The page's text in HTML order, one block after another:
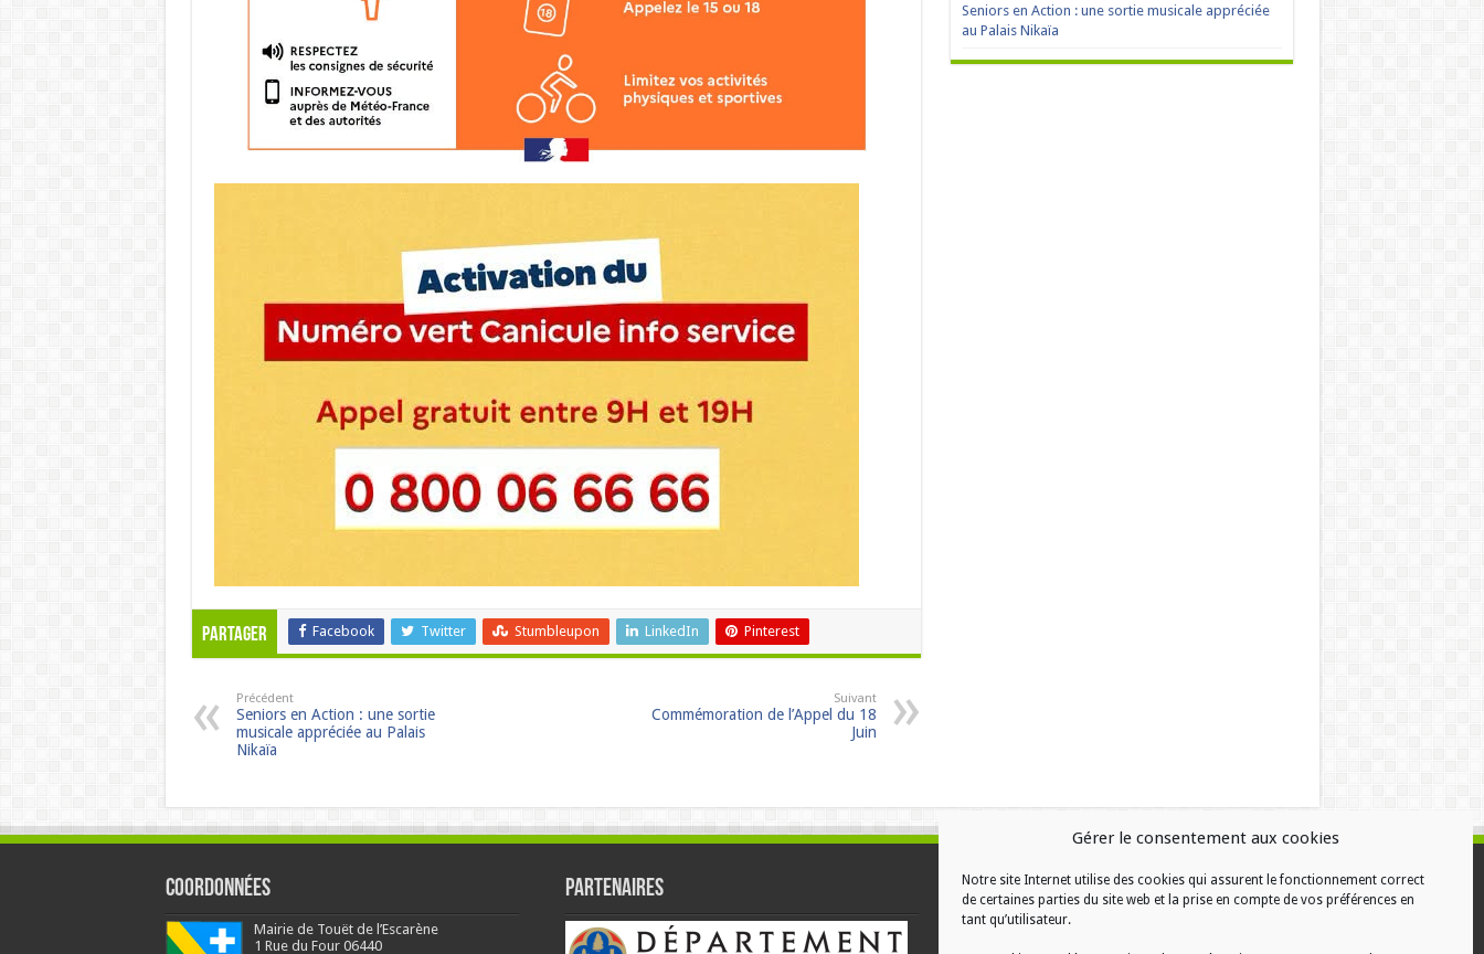
Gérer le consentement aux cookies
Notre site Internet utilise des cookies qui assurent le fonctionnement correct
de certaines parties du site web et la prise en compte de vos préférences en
tant qu’utilisateur.
Partager Facebook Twitter Stumbleupon LinkedIn Pinterest
Précédent
Seniors en Action : une sortie
musicale appréciée au Palais
Nikaïa
Suivant
Commémoration de l’Appel du 18
Juin
Seniors en Action : une sortie musicale appréciée
au Palais Nikaïa
Coordonnées
Mairie de Touët de l’Escarène
1 Rue du Four 06440
Partenaires RÉALISATION